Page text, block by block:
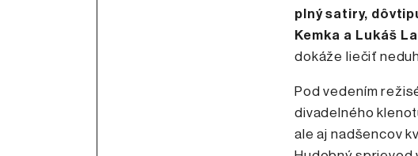
plný satiry,
Kemka a Lukáš
dokáže liečiť
Pod vedením
divadelného
ale aj nadšencov